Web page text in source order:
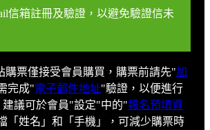
信箱註冊及驗證，以避免驗證信未
購票僅接受會員購買，購票前請先"加
完成"電子郵件地址"驗證，以便進行
建議可於會員"設定"中的"報名預填資
「姓名」和「手機」，可減少購票時